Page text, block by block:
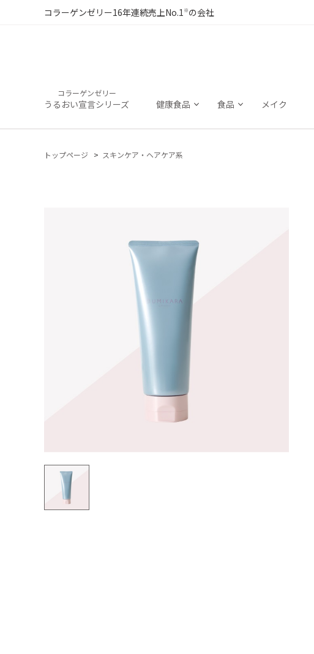
コラーゲンゼリー16年連続売上No.1※の会社
コラーゲンゼリー
うるおい宣言シリーズ 健康食品 食品 メイク
トップページ スキンケア・ヘアケア系